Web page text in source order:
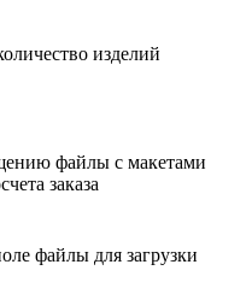
изделий
файлы с макетами
заказа
файлы для загрузки